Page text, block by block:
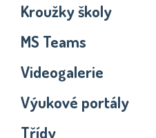
Kroužky školy
MS Teams
Videogalerie
Výukové portály
Třídy